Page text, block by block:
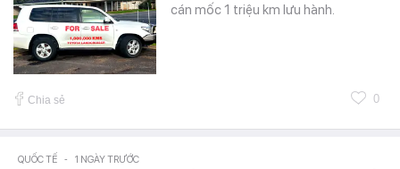
cán mốc 1 triệu km lưu hành.
Chia sẻ 0
QUỐC TẾ - 1 NGÀY TRƯỚC